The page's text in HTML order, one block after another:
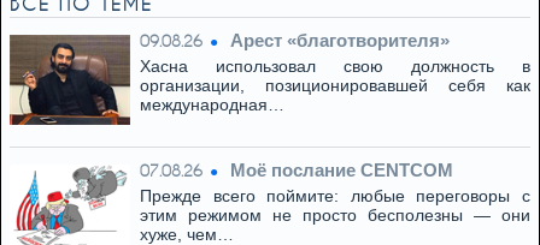
09.08.26 Арест «благотворителя»
Хасна использовал свою должность в
организации, позиционировавшей себя как
международная…
07.08.26 Моё послание CENTCOM
Прежде всего поймите: любые переговоры с
этим режимом не просто бесполезны — они
хуже, чем…